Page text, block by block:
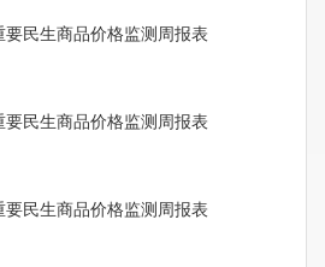
民生商品价格监测周报表
民生商品价格监测周报表
民生商品价格监测周报表